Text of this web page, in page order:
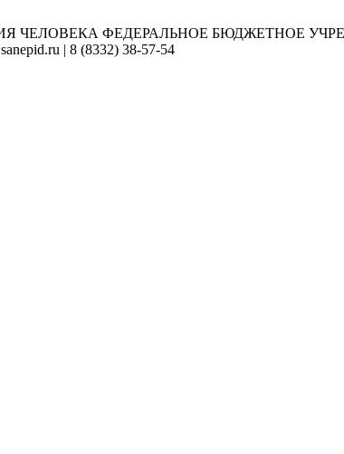
ЧЕЛОВЕКА ФЕДЕРАЛЬНОЕ БЮДЖЕТНОЕ
| 8 (8332) 38-57-54